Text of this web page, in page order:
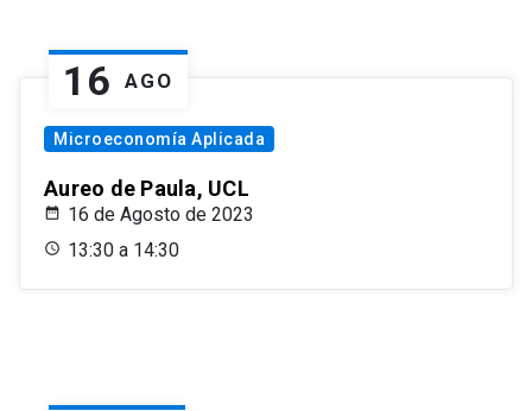
16 AGO
Microeconomía Aplicada
Aureo de Paula, UCL
16 de Agosto de 2023
13:30 a 14:30